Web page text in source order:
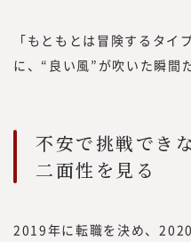
「もともとは冒険するタイ
に、“良い風”が吹いた瞬間
不安で挑戦でき
二面性を見る
2019年に転職を決め、